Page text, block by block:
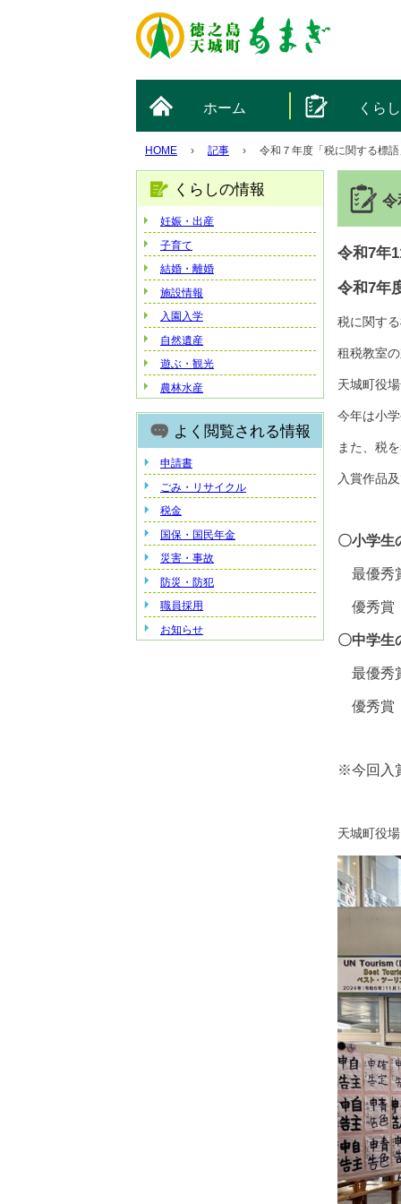
ホーム くらし
HOME › 記事 › 令和７年度「税に関する標
令
令和7年
令和7年
税に関す
租税教室
天城町役
今年は小
また、税
入賞作品
〇小学生
最優秀
優秀賞
〇中学生
最優秀
優秀賞
※今回入
天城町役
くらしの情報
妊娠・出産
子育て
結婚・離婚
施設情報
入園入学
自然遺産
遊ぶ・観光
農林水産
よく閲覧される情報
申請書
ごみ・リサイクル
税金
国保・国民年金
災害・事故
防災・防犯
職員採用
お知らせ